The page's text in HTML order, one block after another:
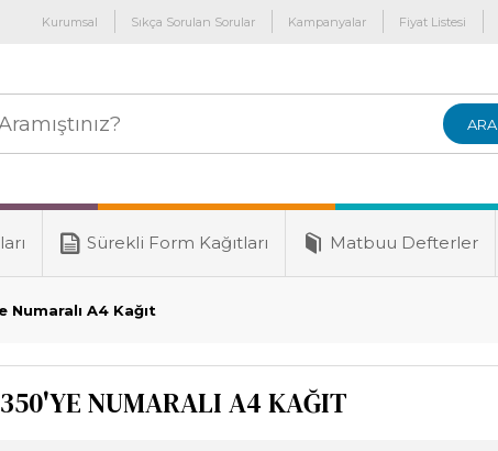
Kurumsal Sıkça Sorulan Sorular Kampanyalar Fiyat Listesi
ARA
Sürekli Form Kağıtları Matbuu Defterler
Numaralı A4 Kağıt
NUMARALI A4 KAĞIT